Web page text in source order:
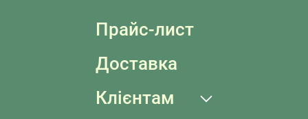
Прайс-лист
Доставка
Клієнтам